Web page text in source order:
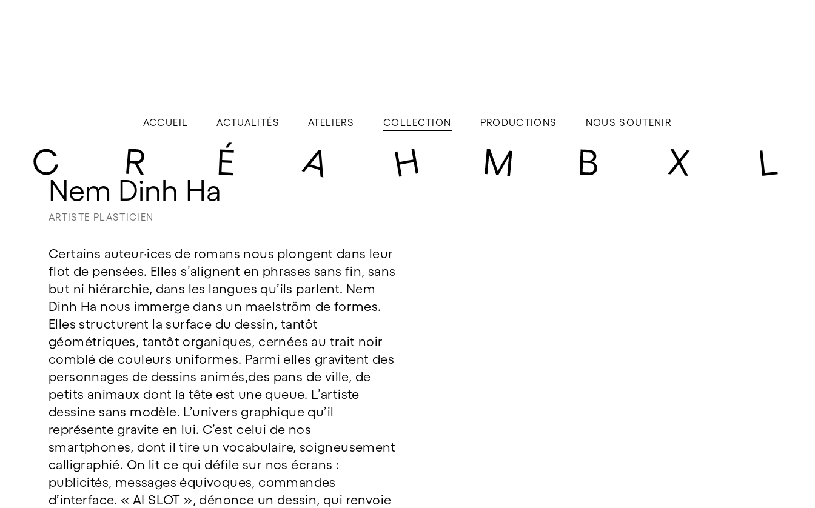
ACCUEIL ACTUALITÉS ATELIERS COLLECTION PRODUCTIONS NOUS SOUTENIR
Nem Dinh Ha
ARTISTE PLASTICIEN
Certains auteur·ices de romans nous plongent dans leur
flot de pensées. Elles s’alignent en phrases sans fin, sans
but ni hiérarchie, dans les langues qu’ils parlent. Nem
Dinh Ha nous immerge dans un maelström de formes.
Elles structurent la surface du dessin, tantôt
géométriques, tantôt organiques, cernées au trait noir
comblé de couleurs uniformes. Parmi elles gravitent des
personnages de dessins animés,des pans de ville, de
petits animaux dont la tête est une queue. L’artiste
dessine sans modèle. L’univers graphique qu’il
représente gravite en lui. C’est celui de nos
smartphones, dont il tire un vocabulaire, soigneusement
calligraphié. On lit ce qui défile sur nos écrans :
publicités, messages équivoques, commandes
d’interface. « AI SLOT », dénonce un dessin, qui renvoie